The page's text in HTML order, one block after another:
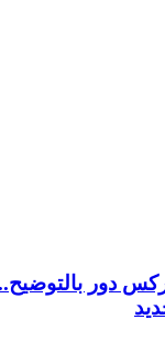
دور بالتوضيح..